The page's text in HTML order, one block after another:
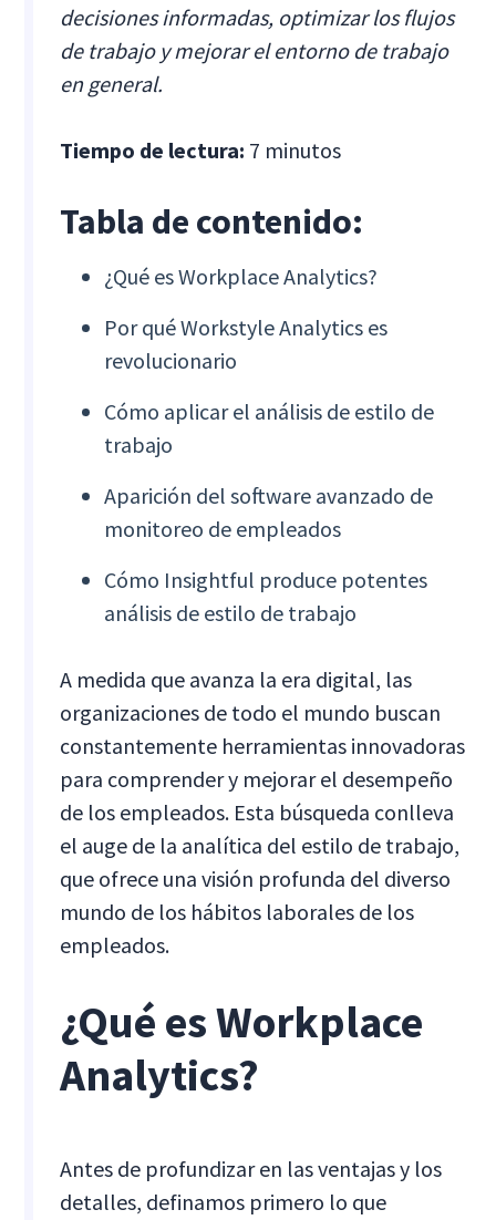
decisiones informadas, optimizar los flujos
de trabajo y mejorar el entorno de trabajo
en general.
Tiempo de lectura: 7 minutos
Tabla de contenido:
¿Qué es Workplace Analytics?
Por qué Workstyle Analytics es
revolucionario
Cómo aplicar el análisis de estilo de
trabajo
Aparición del software avanzado de
monitoreo de empleados
Cómo Insightful produce potentes
análisis de estilo de trabajo
A medida que avanza la era digital, las
organizaciones de todo el mundo buscan
constantemente herramientas innovadoras
para comprender y mejorar el desempeño
de los empleados. Esta búsqueda conlleva
el auge de la analítica del estilo de trabajo,
que ofrece una visión profunda del diverso
mundo de los hábitos laborales de los
empleados.
¿Qué es Workplace
Analytics?
Antes de profundizar en las ventajas y los
detalles, definamos primero lo que